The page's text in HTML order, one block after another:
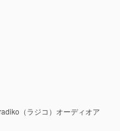
（ラジコ）オーディオア